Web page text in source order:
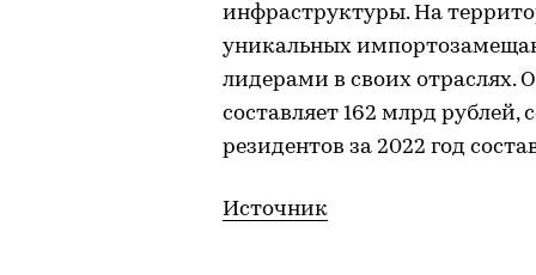
инфраструктуры. На
уникальных
лидерами в своих
составляет 162 млрд рублей,
резидентов за 2022 год
Источник